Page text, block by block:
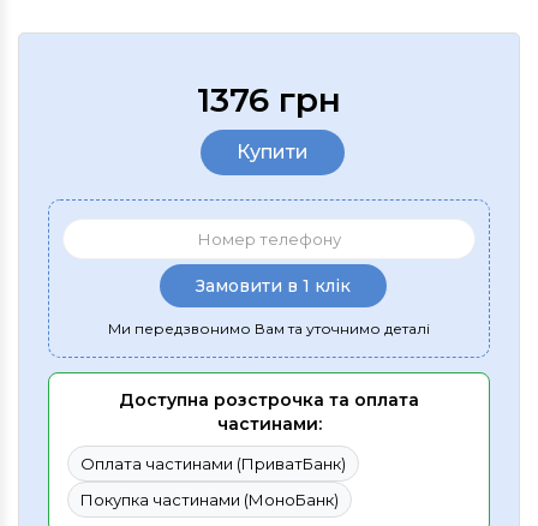
1376 грн
Купити
Замовити в 1 клік
Ми передзвонимо Вам та уточнимо деталі
Доступна розстрочка та оплата
частинами:
Оплата частинами (ПриватБанк)
Покупка частинами (МоноБанк)